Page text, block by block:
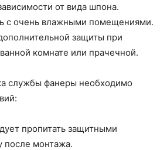
от вида шпона.
с очень влажными помещениями.
защиты при
комнате или прачечной.
службы фанеры необходимо
пропитать защитными
после монтажа.